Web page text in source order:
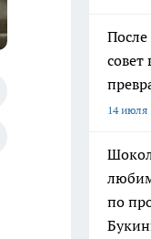
совет
14 июля
по